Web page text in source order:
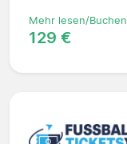
Mehr lesen/Buchen
129 €